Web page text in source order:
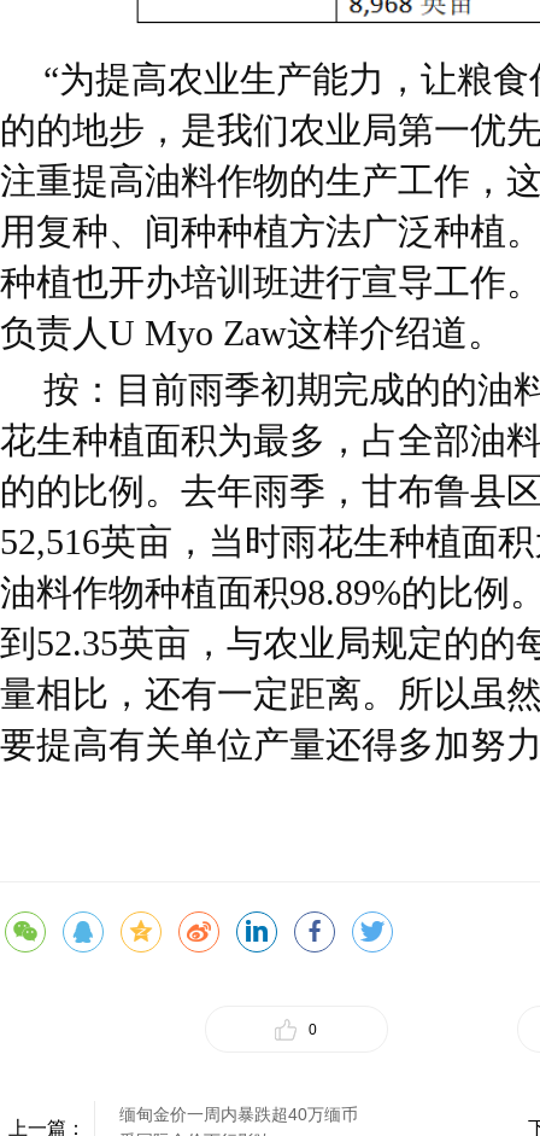
“为提高农业生产能力，让粮
的的地步，是我们农业局第一优
注重提高油料作物的生产工作，
用复种、间种种植方法广泛种植
种植也开办培训班进行宣导工作
负责人U Myo Zaw这样介绍道。
按：目前雨季初期完成的的油
花生种植面积为最多，占全部油
的的比例。去年雨季，甘布鲁县
52,516英亩，当时雨花生种植面
油料作物种植面积98.89%的比例
到52.35英亩，与农业局规定的的
量相比，还有一定距离。所以虽
要提高有关单位产量还得多加努
0
上一篇：
缅甸金价一周内暴跌超40万缅币